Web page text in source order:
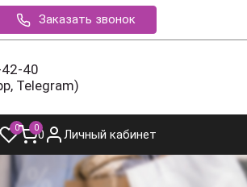
Заказать звонок
40
Telegram)
0 00 Личный кабинет